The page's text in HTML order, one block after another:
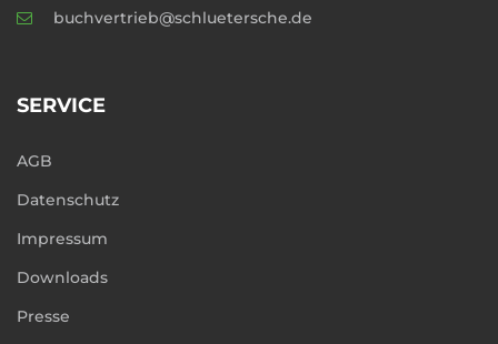
buchvertrieb@schluetersche.de
SERVICE
AGB
Datenschutz
Impressum
Downloads
Presse